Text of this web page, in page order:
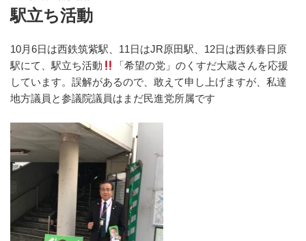
稿
日:
駅立ち活動
10月6日は西鉄筑紫駅、11日はJR原田駅、12日は西鉄春日原
駅にて、駅立ち活動
「希望の党」のくすだ大蔵さんを応援
しています。誤解があるので、敢えて申し上げますが、私達
地方議員と参議院議員はまだ民進党所属です